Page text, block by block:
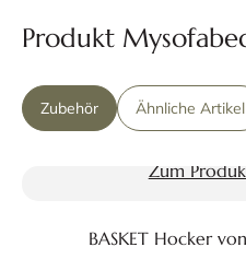
Produkt
Zubehör Ähnliche Artikel
Zum
BASKET Hocker